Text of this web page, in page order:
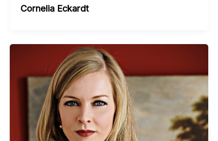
Cornelia Eckardt